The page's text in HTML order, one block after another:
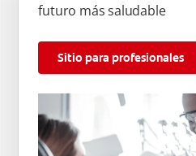
futuro más saludable
Sitio para profesionales